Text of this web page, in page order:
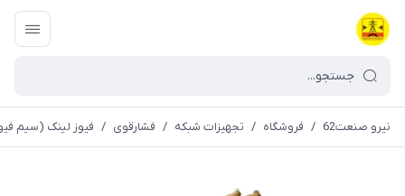
نیرو صنعت62 / فروشگاه / تجهیزات شبکه / فشارقوی / فیوز لینک (سیم